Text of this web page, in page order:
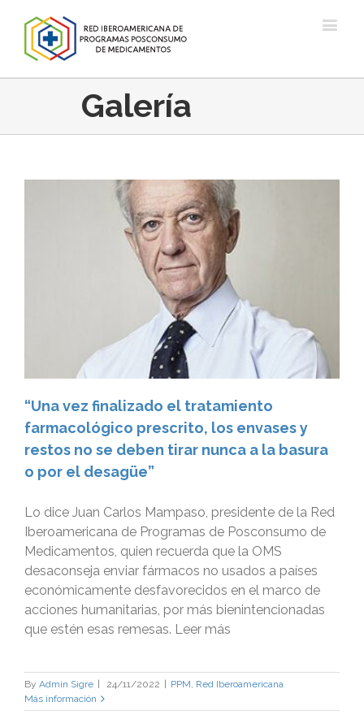
Galería
“Una vez finalizado el tratamiento
farmacológico prescrito, los envases y
restos no se deben tirar nunca a la basura
o por el desagüe”
Lo dice Juan Carlos Mampaso, presidente de la Red
Iberoamericana de Programas de Posconsumo de
Medicamentos, quien recuerda que la OMS
desaconseja enviar fármacos no usados a países
económicamente desfavorecidos en el marco de
acciones humanitarias, por más bienintencionadas
que estén esas remesas. Leer más
By Admin Sigre 24/11/2022 PPM, Red Iberoamericana
Más información